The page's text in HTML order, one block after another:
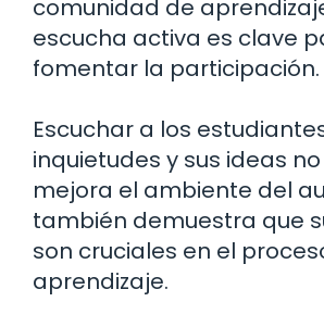
comunidad de
escucha activa es clave
fomentar la participación.
Escuchar a los
inquietudes y sus ideas
mejora el ambiente del
también demuestra que
son cruciales en el
aprendizaje.